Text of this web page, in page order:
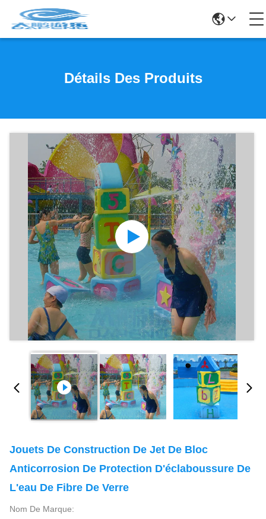
Détails Des Produits
Jouets De Construction De Jet De Bloc
Anticorrosion De Protection D'éclaboussure De
L'eau De Fibre De Verre
Nom De Marque: